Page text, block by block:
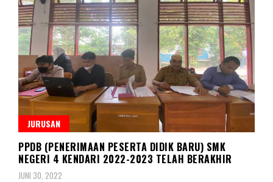
JURUSAN
PPDB (PENERIMAAN PESERTA DIDIK BARU) SMK
NEGERI 4 KENDARI 2022-2023 TELAH BERAKHIR
JUNI 30, 2022